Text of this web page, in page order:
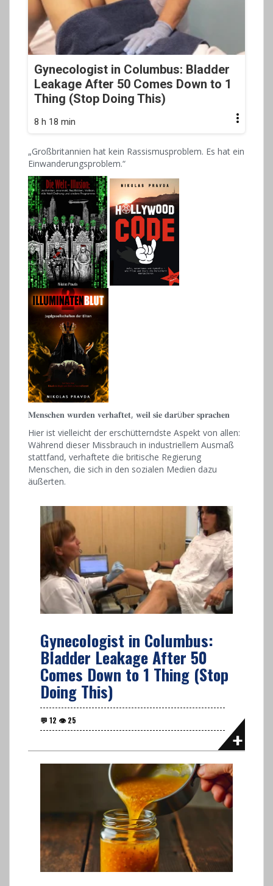
Gynecologist in Columbus: Bladder
Leakage After 50 Comes Down to 1
Thing (Stop Doing This)
8 h 18 min
„Großbritannien hat kein Rassismusproblem. Es hat ein
Einwanderungsproblem.“
𝐌𝐞𝐧𝐬𝐜𝐡𝐞𝐧 𝐰𝐮𝐫𝐝𝐞𝐧 𝐯𝐞𝐫𝐡𝐚𝐟𝐭𝐞𝐭, 𝐰𝐞𝐢𝐥 𝐬𝐢𝐞 𝐝𝐚𝐫ü𝐛𝐞𝐫 𝐬𝐩𝐫𝐚𝐜𝐡𝐞𝐧
Hier ist vielleicht der erschütterndste Aspekt von allen:
Während dieser Missbrauch in industriellem Ausmaß
stattfand, verhaftete die britische Regierung
Menschen, die sich in den sozialen Medien dazu
äußerten.
Gynecologist in Columbus:
Bladder Leakage After 50
Comes Down to 1 Thing (Stop
Doing This)